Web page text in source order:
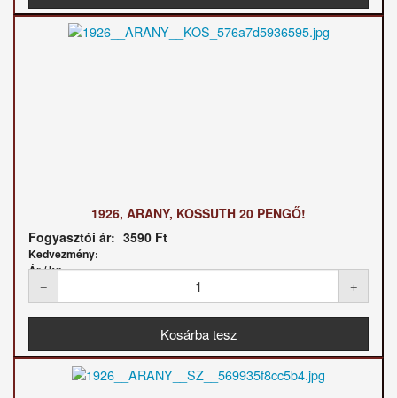
1926, ARANY, KOSSUTH 20 PENGŐ!
Fogyasztói ár: 3590 Ft
Kedvezmény:
Ár / kg: